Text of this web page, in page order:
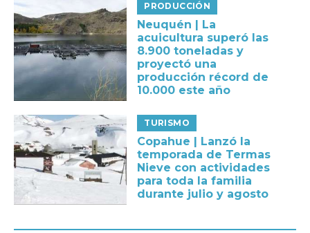
PRODUCCIÓN
Neuquén | La
acuicultura superó las
8.900 toneladas y
proyectó una
producción récord de
10.000 este año
TURISMO
Copahue | Lanzó la
temporada de Termas
Nieve con actividades
para toda la familia
durante julio y agosto